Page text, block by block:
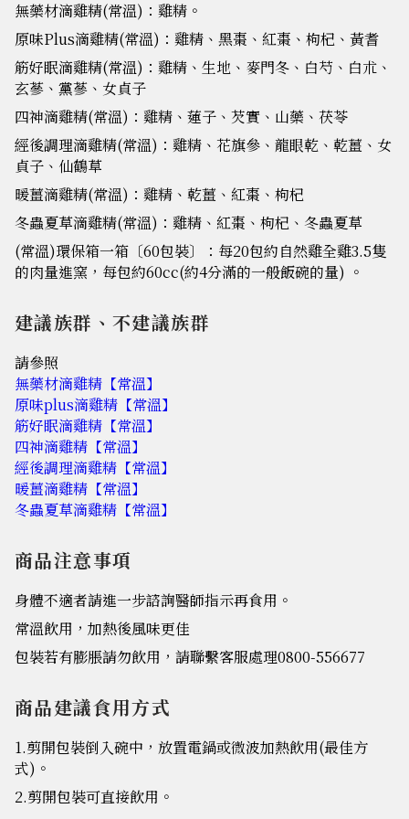
無藥材滴雞精(常溫)：雞精。
原味Plus滴雞精(常溫)：雞精、黑棗、紅棗、枸杞、黃耆
筋好眠滴雞精(常溫)：雞精、生地、麥門冬、白芍、白朮、
玄蔘、黨蔘、女貞子
四神滴雞精(常溫)：雞精、蓮子、芡實、山藥、茯苓
經後調理滴雞精(常溫)：雞精、花旗參、龍眼乾、乾薑、女
貞子、仙鶴草
暖薑滴雞精(常溫)：雞精、乾薑、紅棗、枸杞
冬蟲夏草滴雞精(常溫)：雞精、紅棗、枸杞、冬蟲夏草
(常溫)環保箱一箱〔60包裝〕：每20包約自然雞全雞3.5隻
的肉量進窯，每包約60cc(約4分滿的一般飯碗的量) 。
建議族群、不建議族群
請參照
無藥材滴雞精【常溫】
原味plus滴雞精【常溫】
筋好眠滴雞精【常溫】
四神滴雞精【常溫】
經後調理滴雞精【常溫】
暖薑滴雞精【常溫】
冬蟲夏草滴雞精【常溫】
商品注意事項
身體不適者請進一步諮詢醫師指示再食用。
常溫飲用，加熱後風味更佳
包裝若有膨脹請勿飲用，請聯繫客服處理0800-556677
商品建議食用方式
1.剪開包裝倒入碗中，放置電鍋或微波加熱飲用(最佳方
式)。
2.剪開包裝可直接飲用。